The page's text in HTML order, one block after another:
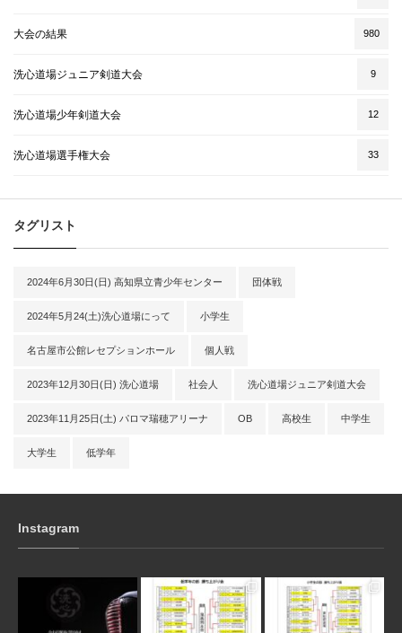
大会の結果 980
洗心道場ジュニア剣道大会 9
洗心道場少年剣道大会 12
洗心道場選手権大会 33
タグリスト
2024年6月30日(日) 高知県立青少年センター 団体戦
2024年5月24(土)洗心道場にって 小学生
名古屋市公館レセプションホール 個人戦
2023年12月30日(日) 洗心道場 社会人 洗心道場ジュニア剣道大会
2023年11月25日(土) パロマ瑞穂アリーナ OB 高校生 中学生
大学生 低学年
Instagram
1月 31 1月 31